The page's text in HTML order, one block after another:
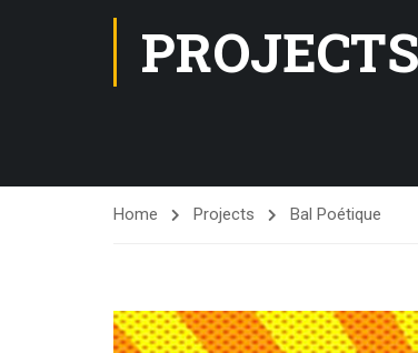
PROJECTS
Home Projects Bal Poétique